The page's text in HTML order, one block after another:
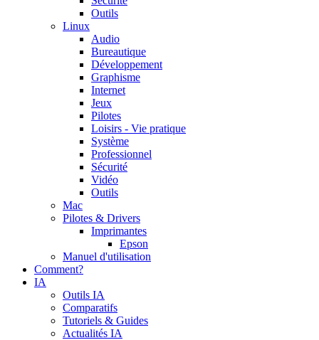
Outils
Linux
Audio
Bureautique
Développement
Graphisme
Internet
Jeux
Pilotes
Loisirs - Vie pratique
Système
Professionnel
Sécurité
Vidéo
Outils
Mac
Pilotes & Drivers
Imprimantes
Epson
Manuel d'utilisation
Comment?
IA
Outils IA
Comparatifs
Tutoriels & Guides
Actualités IA